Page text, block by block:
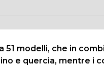
51 modelli, che in
e quercia, mentre i